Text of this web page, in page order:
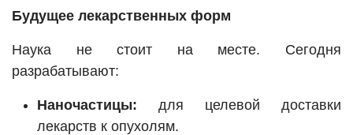
Будущее лекарственных форм
Наука не стоит на месте. Сегодня
разрабатывают:
Наночастицы: для целевой доставки
лекарств к опухолям.